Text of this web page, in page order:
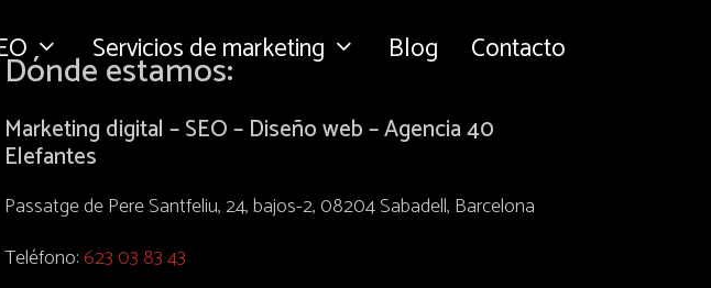
Servicios de marketing Blog Contacto
Dónde estamos:
Marketing digital – SEO – Diseño web – Agencia 40
Elefantes
Passatge de Pere Santfeliu, 24, bajos-2, 08204 Sabadell, Barcelona
Teléfono: 623 03 83 43